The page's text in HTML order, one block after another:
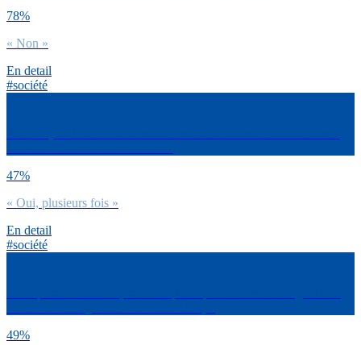
78%
« Non »
En detail
#société
47%
« Oui, plusieurs fois »
En detail
#société
49%